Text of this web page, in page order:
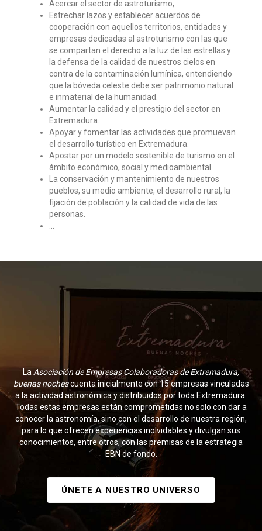
Acercar el sector de astroturismo,
Estrechar lazos y establecer acuerdos de
cooperación con aquellos territorios, entidades y
empresas dedicadas al astroturismo con las que
se compartan el derecho a la luz de las estrellas y
la defensa de la calidad de nuestros cielos en
contra de la contaminación lumínica, entendiendo
que la bóveda celeste debe ser patrimonio natural
e inmaterial de la humanidad.
Aumentar la calidad y el prestigio del sector en
Extremadura.
Apoyar y fomentar las actividades que promuevan
el desarrollo turístico en Extremadura.
Apostar por un modelo sostenible de turismo en el
ámbito económico, social y medioambiental.
La conservación y mantenimiento de nuestros
pueblos, su medio ambiente, el desarrollo rural, la
fijación de población y la calidad de vida de las
personas.
...
LaAsociación de Empresas Colaboradoras de Extremadura,
buenas nochescuenta inicialmente con 15 empresas vinculadas
a la actividad astronómica y distribuidos por toda Extremadura.
Todas estas empresas están comprometidas no solo con dar a
conocer la astronomía, sino con el desarrollo de nuestra región,
para lo que ofrecen experiencias inolvidables y divulgan sus
conocimientos, entre otros, con las premisas de la estrategia
EBN de fondo.
ÚNETE A NUESTRO UNIVERSO